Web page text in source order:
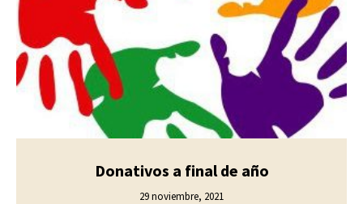
Donativos a final de año
29 noviembre, 2021